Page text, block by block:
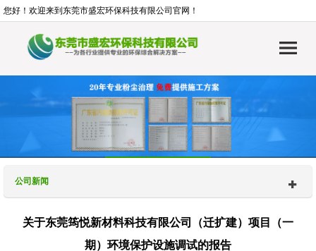
您好！欢迎来到东莞市盛宏环保科技有限公司官网！
公司新闻
关于东莞筠悦新材料科技有限公司（迁扩建）项目（一
期）环境保护设施调试的报告